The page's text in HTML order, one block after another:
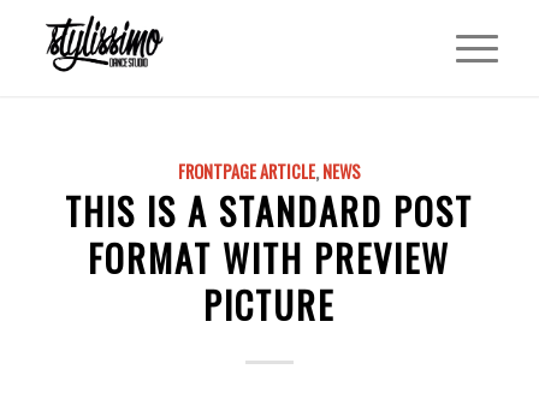
FRONTPAGE ARTICLE,NEWS
THIS IS A STANDARD POST
FORMAT WITH PREVIEW
PICTURE